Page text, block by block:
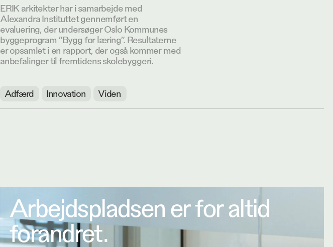
ERIK arkitekter har i samarbejde med
Alexandra Instituttet gennemført en
evaluering, der undersøger Oslo Kommunes
byggeprogram ”Bygg for læring”. Resultaterne
er opsamlet i en rapport, der også kommer med
anbefalinger til fremtidens skolebyggeri.
Adfærd Innovation Viden
Arbejdspladsen er for altid
forandret.